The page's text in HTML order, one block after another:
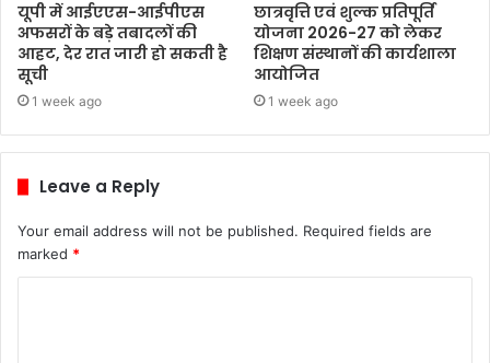
यूपी में आईएएस-आईपीएस
अफसरों के बड़े तबादलों की
आहट, देर रात जारी हो सकती है
सूची
1 week ago
छात्रवृत्ति एवं शुल्क प्रतिपूर्ति
योजना 2026-27 को लेकर
शिक्षण संस्थानों की कार्यशाला
आयोजित
1 week ago
Leave a Reply
Your email address will not be published. Required fields are
marked *